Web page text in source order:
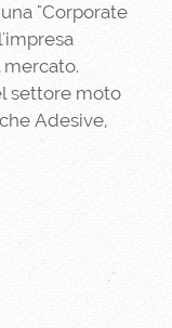
"Corporate
settore moto
Adesive,